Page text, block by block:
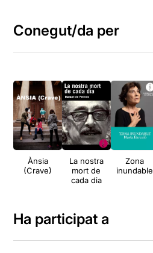
Conegut/da per
Ànsia
(Crave)
La nostra
mort de
cada dia
Zona
inundable
Ha participat a